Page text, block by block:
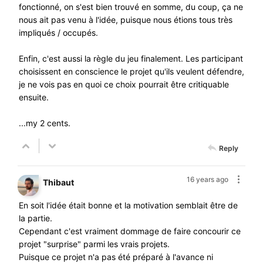
fonctionné, on s'est bien trouvé en somme, du coup, ça ne
nous ait pas venu à l'idée, puisque nous étions tous très
impliqués / occupés.
Enfin, c'est aussi la règle du jeu finalement. Les participant
choisissent en conscience le projet qu'ils veulent défendre,
je ne vois pas en quoi ce choix pourrait être critiquable
ensuite.
...my 2 cents.
Reply
16 years ago
Thibaut
En soit l'idée était bonne et la motivation semblait être de
la partie.
Cependant c'est vraiment dommage de faire concourir ce
projet "surprise" parmi les vrais projets.
Puisque ce projet n'a pas été préparé à l'avance ni